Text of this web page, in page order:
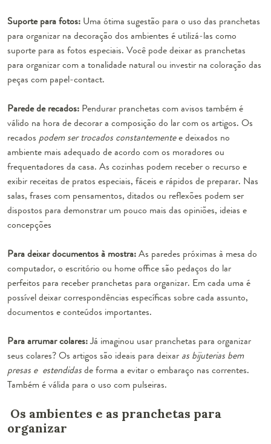
Suporte para fotos: Uma ótima sugestão para o uso das pranchetas
para organizar na decoração dos ambientes é utilizá-las como
suporte para as fotos especiais. Você pode deixar as pranchetas
para organizar com a tonalidade natural ou investir na coloração das
peças com papel-contact.
Parede de recados: Pendurar pranchetas com avisos também é
válido na hora de decorar a composição do lar com os artigos. Os
recados podem ser trocados constantementee deixados no
ambiente mais adequado de acordo com os moradores ou
frequentadores da casa. As cozinhas podem receber o recurso e
exibir receitas de pratos especiais, fáceis e rápidos de preparar. Nas
salas, frases com pensamentos, ditados ou reflexões podem ser
dispostos para demonstrar um pouco mais das opiniões, ideias e
concepções
Para deixar documentos à mostra:As paredes próximas à mesa do
computador, o escritório ou home office são pedaços do lar
perfeitos para receber pranchetas para organizar. Em cada uma é
possível deixar correspondências específicas sobre cada assunto,
documentos e conteúdos importantes.
Para arrumar colares:Já imaginou usar pranchetas para organizar
seus colares? Os artigos são ideais para deixar as bijuterias bem
presas e estendidasde forma a evitar o embaraço nas correntes.
Também é válida para o uso com pulseiras.
Os ambientes e as pranchetas para
organizar